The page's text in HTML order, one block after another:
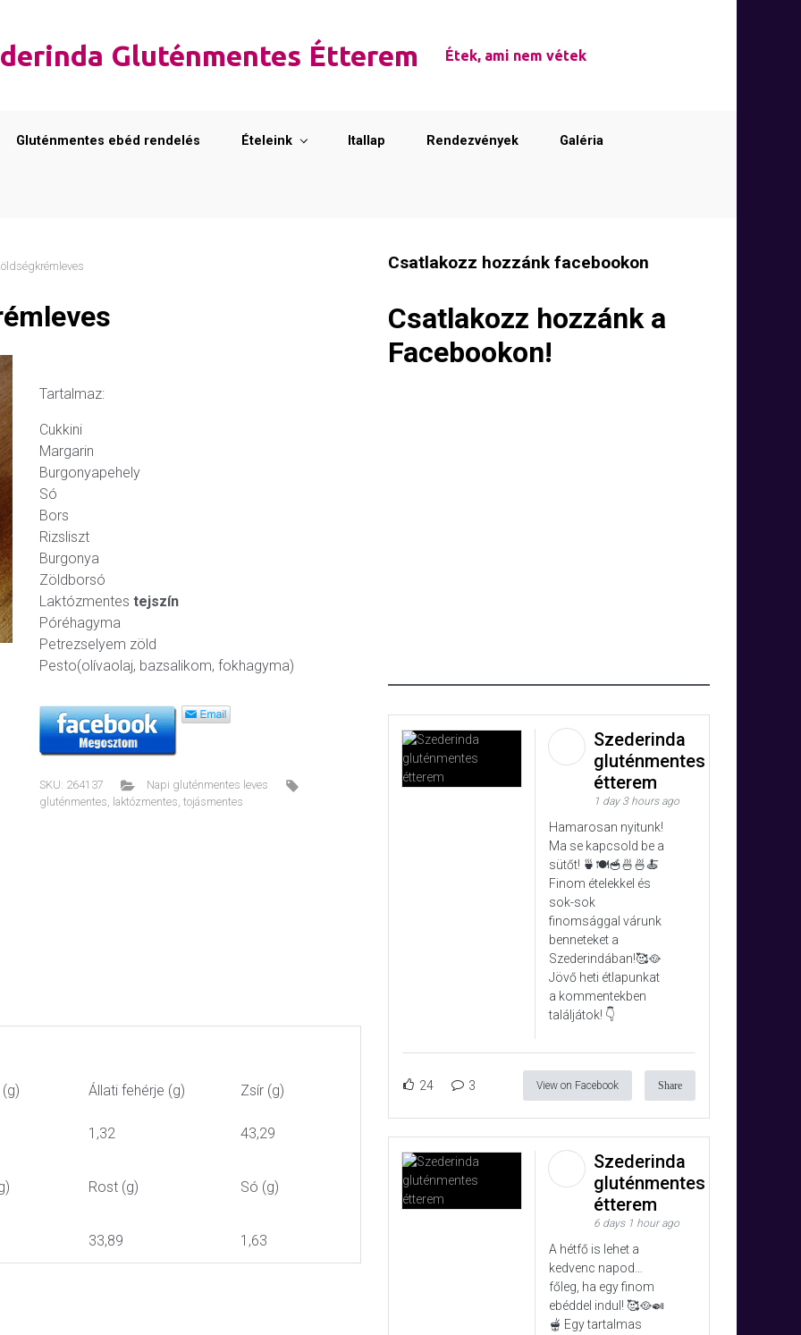
Gluténmentes Étterem Étek, ami nem vétek
Gluténmentes ebéd rendelés Ételeink Itallap Rendezvények Galéria
Tartalmaz:
Cukkini
Margarin
Burgonyapehely
Só
Bors
Rizsliszt
Burgonya
Zöldborsó
Laktózmentes tejszín
Póréhagyma
Petrezselyem zöld
Pesto(olívaolaj, bazsalikom, fokhagyma)
SKU: 264137
Napi gluténmentes leves
gluténmentes, laktózmentes, tojásmentes
Állati fehérje (g) Zsír (g)
1,32 43,29
Rost (g) Só (g)
33,89 1,63
Csatlakozz hozzánk facebookon
Csatlakozz hozzánk a
Facebookon!
Szederinda
gluténmentes
étterem
1 day 3 hours ago
Hamarosan nyitunk!
Ma se kapcsold be a
sütőt! 🍵🍽️🥣🍜🍜🍝
Finom ételekkel és
sok-sok
finomsággal várunk
benneteket a
Szederindában!🥰🥘
Jövő heti étlapunkat
a kommentekben
találjátok! 👇
24 3 View on Facebook Share
Szederinda
gluténmentes
étterem
6 days 1 hour ago
A hétfő is lehet a
kedvenc napod…
főleg, ha egy finom
ebéddel indul! 🥰🥘🍛
🫕 Egy tartalmas